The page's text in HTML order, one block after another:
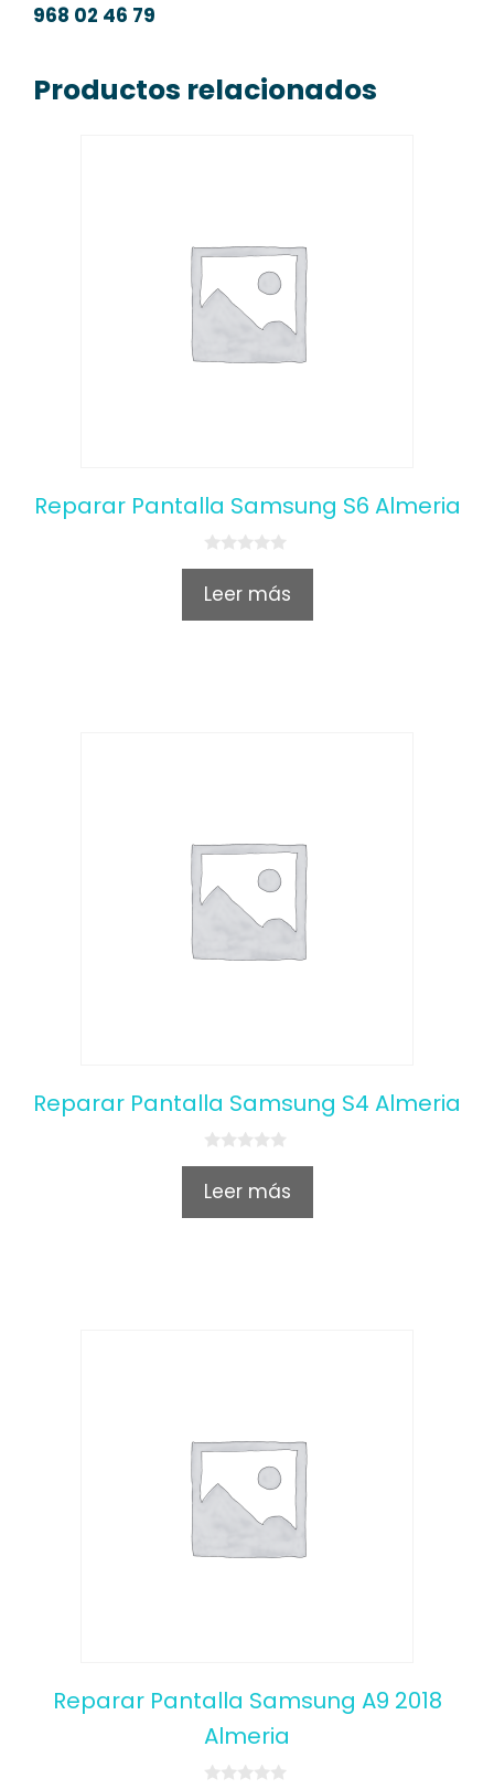
968 02 46 79
Productos relacionados
Reparar Pantalla Samsung S6 Almeria
0
u
Leer más
Reparar Pantalla Samsung S4 Almeria
0
u
Leer más
Reparar Pantalla Samsung A9 2018
Almeria